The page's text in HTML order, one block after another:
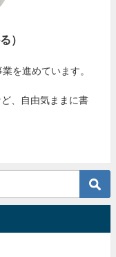
）
を進めています。
、自由気ままに書